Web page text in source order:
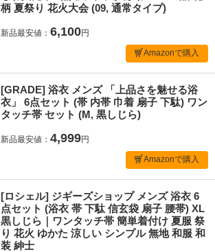
柄 夏祭り 花火大会 (09, 通常タイプ)
新品最安値： 6,100円
Amazonで購入
[GRADE] 浴衣 メンズ 「上品さを魅せる浴
衣」 6点セット (帯 内帯 巾着 扇子 下駄) ワン
タッチ帯 セット (M, 黒しじら)
新品最安値： 4,999円
Amazonで購入
[ロシェル] ジギーズショップ メンズ 浴衣 6
点セット (浴衣 帯 下駄 信玄袋 扇子 腰帯) XL
黒しじら｜ワンタッチ帯 簡単着付け 夏服 祭
り 花火 ゆかた 涼しい シンプル 無地 和服 和
装 紳士